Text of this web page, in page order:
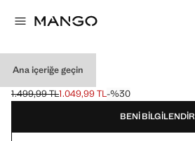
Ana içeriğe geçin
KADIFE JILE
Üstü çizili ilk fiyat [1.499,99 TL ]
1.499,99 TL
Güncel fiyat [1.049,99 TL ]
1.049,99 TL-%30
Bir renk seçin
BENI BILGILENDIR